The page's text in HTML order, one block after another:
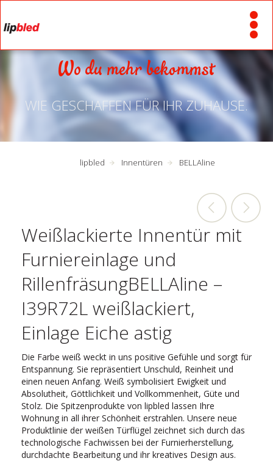
Wo du mehr bekommst
WIE GESCHAFFEN FÜR IHR ZUHAUSE.
lipbled Innentüren BELLAline
Weißlackierte Innentür mit
Furniereinlage und
RillenfräsungBELLAline –
I39R72L weißlackiert,
Einlage Eiche astig
Die Farbe weiß weckt in uns positive Gefühle und sorgt für
Entspannung. Sie repräsentiert Unschuld, Reinheit und
einen neuen Anfang. Weiß symbolisiert Ewigkeit und
Absolutheit, Göttlichkeit und Vollkommenheit, Güte und
Stolz. Die Spitzenprodukte von lipbled lassen Ihre
Wohnung in all ihrer Schönheit erstrahlen. Unsere neue
Produktlinie der weißen Türflügel zeichnet sich durch das
technologische Fachwissen bei der Furnierherstellung,
durchdachte Bearbeitung und ihr kreatives Design aus.